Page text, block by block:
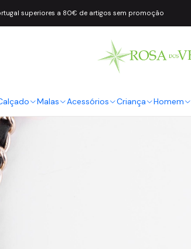
Malas Acessórios Criança Homem
superiores a 80€ de artigos sem promoção